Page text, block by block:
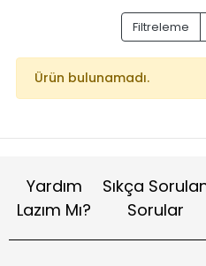
Filtreleme
Ürün bulunamadı.
Yardım
Lazım Mı?
Sıkça
Sorular